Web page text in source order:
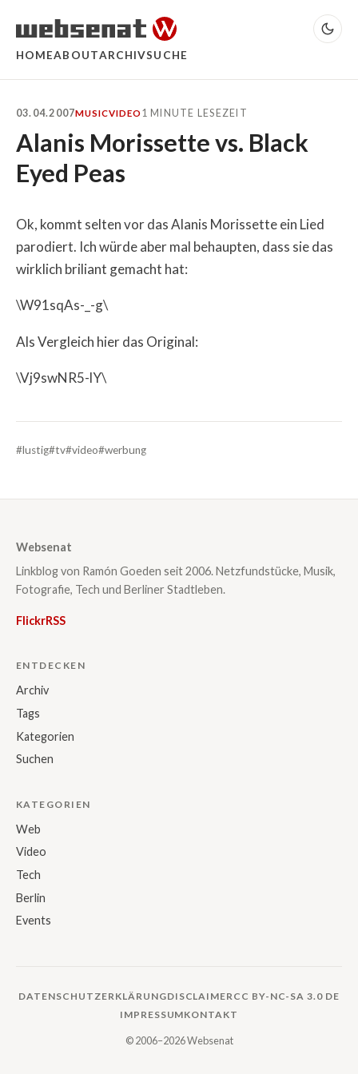
HOMEABOUTARCHIVSUCHE
03.04.2007MUSICVIDEO 1 MINUTE LESEZEIT
Alanis Morissette vs. Black
Eyed Peas
Ok, kommt selten vor das Alanis Morissette ein Lied
parodiert. Ich würde aber mal behaupten, dass sie das
wirklich briliant gemacht hat:
\W91sqAs-_-g\
Als Vergleich hier das Original:
\Vj9swNR5-lY\
#lustig#tv#video#werbung
Websenat
Linkblog von Ramón Goeden seit 2006. Netzfundstücke, Musik,
Fotografie, Tech und Berliner Stadtleben.
FlickrRSS
ENTDECKEN
Archiv
Tags
Kategorien
Suchen
KATEGORIEN
Web
Video
Tech
Berlin
Events
DATENSCHUTZERKLÄRUNGDISCLAIMER CC BY-NC-SA 3.0 DE
IMPRESSUMKONTAKT
© 2006–2026 Websenat